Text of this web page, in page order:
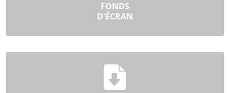
FONDS
D'ÉCRAN